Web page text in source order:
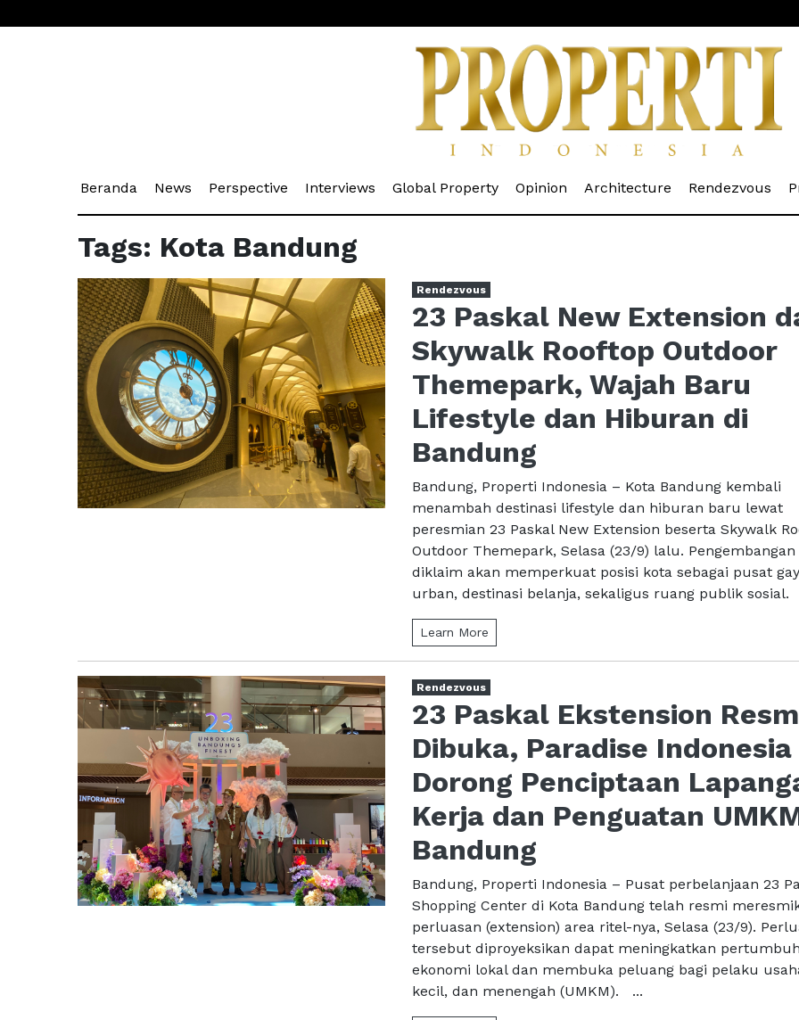
Beranda (current)
News (current)
Perspective (current)
Interviews (current)
Global Property(current)
Opinion (current)
Architecture (current)
Rendezvous
Tags: Kota Bandung
Rendezvous
23 Paskal New Extension
Skywalk Rooftop Outdoor
Themepark, Wajah Baru
Lifestyle dan Hiburan di
Bandung
Bandung, Properti Indonesia – Kota Bandung kembali
menambah destinasi lifestyle dan hiburan baru lewat
peresmian 23 Paskal New Extension beserta Skywalk
Outdoor Themepark, Selasa (23/9) lalu. Pengembangan
diklaim akan memperkuat posisi kota sebagai pusat
urban, destinasi belanja, sekaligus ruang publik sosial.
Learn More
Rendezvous
23 Paskal Ekstension
Dibuka, Paradise Indonesia
Dorong Penciptaan
Kerja dan Penguatan
Bandung
Bandung, Properti Indonesia – Pusat perbelanjaan 23
Shopping Center di Kota Bandung telah resmi
perluasan (extension) area ritel-nya, Selasa (23/9).
tersebut diproyeksikan dapat meningkatkan
ekonomi lokal dan membuka peluang bagi pelaku
kecil, dan menengah (UMKM). ...